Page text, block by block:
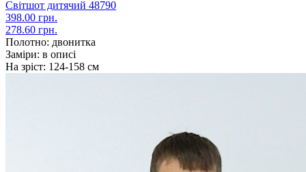
Світшот дитячий 48790
398.00 грн.
278.60 грн.
Полотно: двонитка
Заміри: в описі
На зріст: 124-158 см